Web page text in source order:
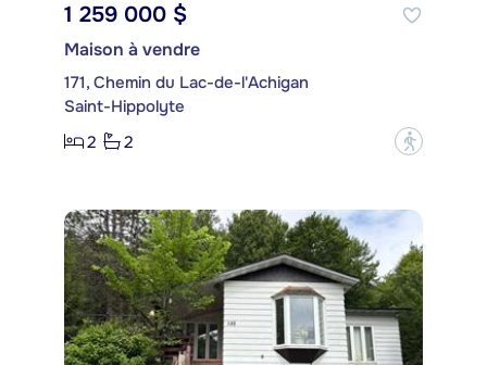
1 259 000 $
Maison à vendre
171, Chemin du Lac-de-l'Achigan
Saint-Hippolyte
2
2 ?